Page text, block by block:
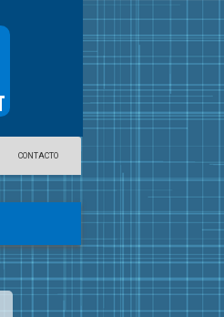
CONTACTO